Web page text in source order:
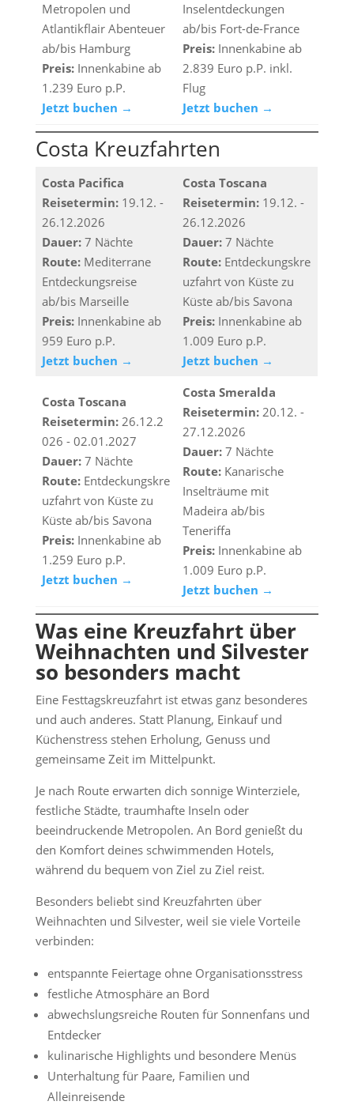
Metropolen und
Atlantikflair Abenteuer
ab/bis Hamburg
Preis: Innenkabine ab
1.239 Euro p.P.
Jetzt buchen →
Inselentdeckungen
ab/bis Fort-de-France
Preis: Innenkabine ab
2.839 Euro p.P. inkl.
Flug
Jetzt buchen →
Costa Kreuzfahrten
Costa Pacifica
Reisetermin: 19.12. -
26.12.2026
Dauer: 7 Nächte
Route: Mediterrane
Entdeckungsreise
ab/bis Marseille
Preis: Innenkabine ab
959 Euro p.P.
Jetzt buchen →
Costa Toscana
Reisetermin: 19.12. -
26.12.2026
Dauer: 7 Nächte
Route: Entdeckungskre
uzfahrt von Küste zu
Küste ab/bis Savona
Preis: Innenkabine ab
1.009 Euro p.P.
Jetzt buchen →
Costa Toscana
Reisetermin: 26.12.2
026 - 02.01.2027
Dauer: 7 Nächte
Route: Entdeckungskre
uzfahrt von Küste zu
Küste ab/bis Savona
Preis: Innenkabine ab
1.259 Euro p.P.
Jetzt buchen →
Costa Smeralda
Reisetermin: 20.12. -
27.12.2026
Dauer: 7 Nächte
Route: Kanarische
Inselträume mit
Madeira ab/bis
Teneriffa
Preis: Innenkabine ab
1.009 Euro p.P.
Jetzt buchen →
Was eine Kreuzfahrt über
Weihnachten und Silvester
so besonders macht
Eine Festtagskreuzfahrt ist etwas ganz besonderes
und auch anderes. Statt Planung, Einkauf und
Küchenstress stehen Erholung, Genuss und
gemeinsame Zeit im Mittelpunkt.
Je nach Route erwarten dich sonnige Winterziele,
festliche Städte, traumhafte Inseln oder
beeindruckende Metropolen. An Bord genießt du
den Komfort deines schwimmenden Hotels,
während du bequem von Ziel zu Ziel reist.
Besonders beliebt sind Kreuzfahrten über
Weihnachten und Silvester, weil sie viele Vorteile
verbinden:
entspannte Feiertage ohne Organisationsstress
festliche Atmosphäre an Bord
abwechslungsreiche Routen für Sonnenfans und
Entdecker
kulinarische Highlights und besondere Menüs
Unterhaltung für Paare, Familien und
Alleinreisende